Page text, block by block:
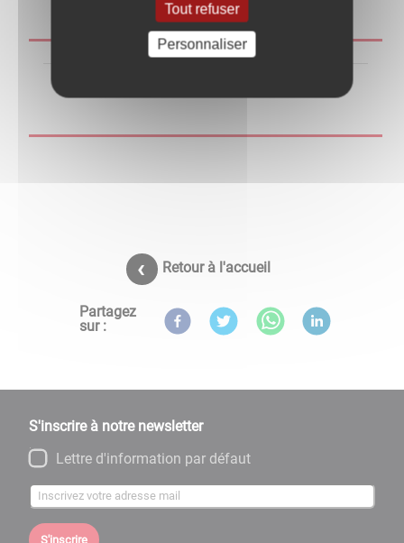
Retour à l'accueil
Partagez
sur :
S'inscrire à notre newsletter
Lettre d'information par défaut
S'inscrire
Tout refuser
Personnaliser